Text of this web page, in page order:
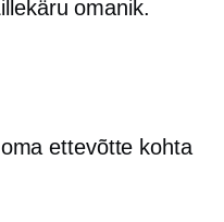
omanik.
ettevõtte kohta